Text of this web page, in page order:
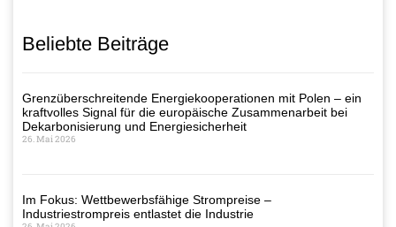
Beliebte Beiträge
Grenzüberschreitende Energiekooperationen mit Polen – ein
kraftvolles Signal für die europäische Zusammenarbeit bei
Dekarbonisierung und Energiesicherheit
26. Mai 2026
Im Fokus: Wettbewerbsfähige Strompreise –
Industriestrompreis entlastet die Industrie